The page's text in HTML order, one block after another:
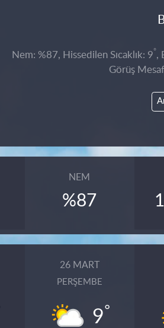
Nem: %87, Hissedilen Sıcaklık: 9°,
Görüş
NEM
%87
26 MART
PERŞEMBE
9°